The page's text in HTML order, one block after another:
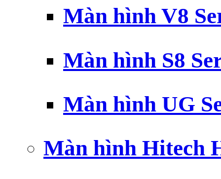
Màn hình V8
Màn hình S8
Màn hình UG
Màn hình Hitech